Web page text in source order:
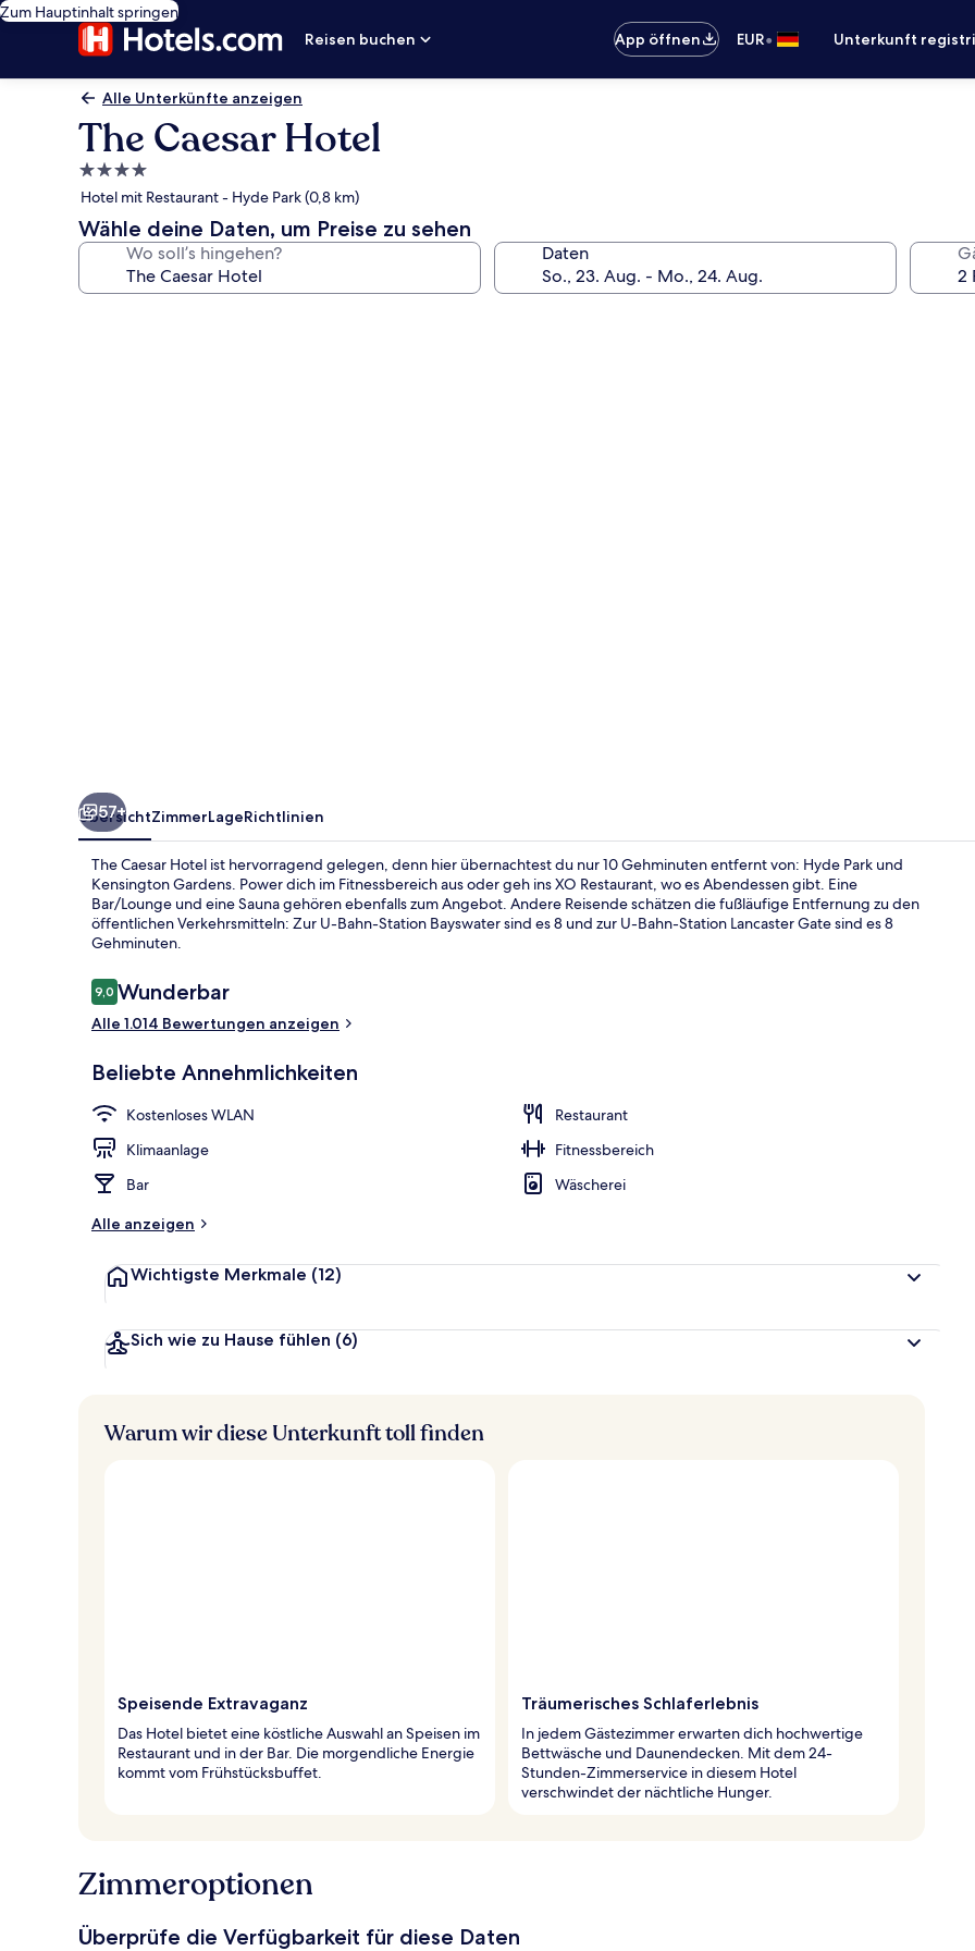
Zum Hauptinhalt springen
Reisen buchen
App öffnen EUR• Unterkunft
Alle Unterkünfte anzeigen
The Caesar Hotel
4.0-
Sterne-
Unterkunft
Hotel mit Restaurant - Hyde Park (0,8 km)
Wähle deine Daten, um Preise zu sehen
Wo soll’s hingehen? Daten
Caesar
57+
ÜbersichtZimmerLageRichtlinien
The Caesar Hotel ist hervorragend gelegen, denn hier übernachtest du nur 10 Gehminuten entfernt von: Hyde Park und
Kensington Gardens. Power dich im Fitnessbereich aus oder geh ins XO Restaurant, wo es Abendessen gibt. Eine
Bar/Lounge und eine Sauna gehören ebenfalls zum Angebot. Andere Reisende schätzen die fußläufige Entfernung zu den
öffentlichen Verkehrsmitteln: Zur U-Bahn-Station Bayswater sind es 8 und zur U-Bahn-Station Lancaster Gate sind es 8
Gehminuten.
Bewertungen
9,09,0 von 10.
Wunderbar
Alle 1.014 Bewertungen anzeigen
Beliebte Annehmlichkeiten
Kostenloses WLAN
Restaurant
Klimaanlage
Fitnessbereich
Bar
Wäscherei
Alle anzeigen
Wichtigste Merkmale (12)
Sich wie zu Hause fühlen (6)
Warum wir diese Unterkunft toll finden
Speisende Extravaganz
Das Hotel bietet eine köstliche Auswahl an Speisen im
Restaurant und in der Bar. Die morgendliche Energie
kommt vom Frühstücksbuffet.
Träumerisches Schlaferlebnis
In jedem Gästezimmer erwarten dich hochwertige
Bettwäsche und Daunendecken. Mit dem 24-
Stunden-Zimmerservice in diesem Hotel
verschwindet der nächtliche Hunger.
Zimmeroptionen
Überprüfe die Verfügbarkeit für diese Daten